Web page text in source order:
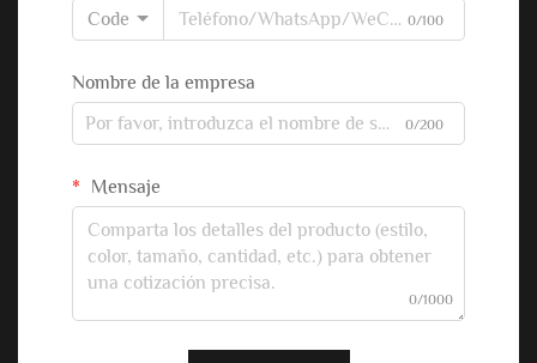
Code
0/100
Nombre de la empresa
0/200
Mensaje
0/1000